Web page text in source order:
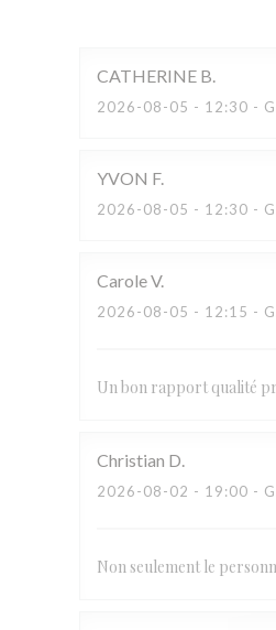
CATHERINE B
2026-08-05 - 12:30 -
YVON F
2026-08-05 - 12:30 -
CaroleV
2026-08-05 - 12:15 -
Un bon rapport qualité
Christian D
2026-08-02 - 19:00 -
Non seulement le